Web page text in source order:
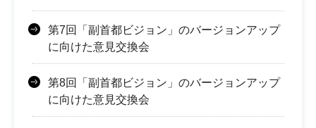
第7回「副首都ビジョン」のバージョンアップ
に向けた意見交換会
第8回「副首都ビジョン」のバージョンアップ
に向けた意見交換会